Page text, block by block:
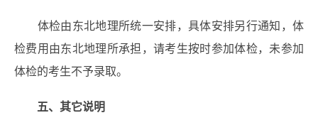
体检由东北地理所统一安排，具体安排另行通知，体
检费用由东北地理所承担，请考生按时参加体检，未参加
体检的考生不予录取。
五、其它说明